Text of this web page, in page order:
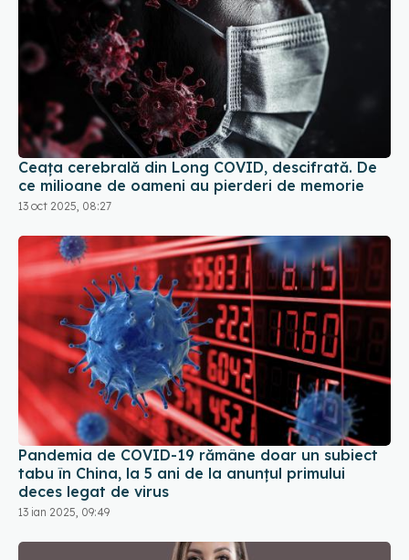
Ceața cerebrală din Long COVID, descifrată. De
ce milioane de oameni au pierderi de memorie
13 oct 2025, 08:27
Pandemia de COVID-19 rămâne doar un subiect
tabu în China, la 5 ani de la anunțul primului
deces legat de virus
13 ian 2025, 09:49